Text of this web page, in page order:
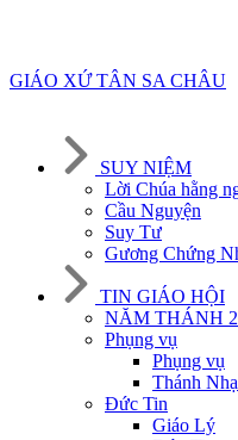
GIÁO XỨ TÂN SA CHÂU
SUY NIỆM
Lời Chúa hằng
Cầu Nguyện
Suy Tư
Gương Chứng
TIN GIÁO HỘI
NĂM THÁNH
Phụng vụ
Phụng vụ
Thánh
Đức Tin
Giáo Lý